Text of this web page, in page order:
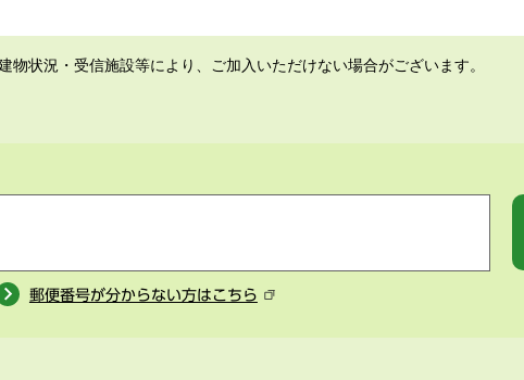
物状況・受信施設等により、ご加入いただけない場合がございます。
郵便番号が分からない方はこちら